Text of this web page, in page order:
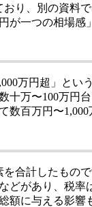
り、別の資料
一つの相場
万円超」と
万〜100万
百万円〜
合計したもの
があり、税
に与える影響